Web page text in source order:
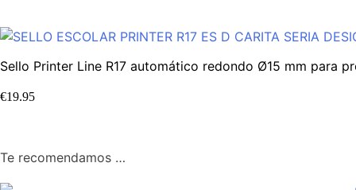
Sello Printer Line R17 automático redondo Ø15 mm para
€19.95
Te recomendamos …